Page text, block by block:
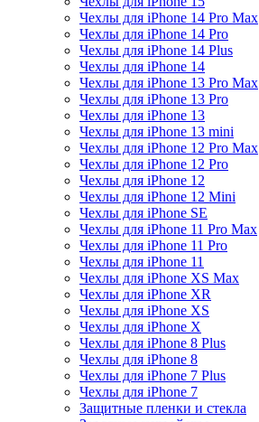
Чехлы для iPhone 14 Pro Max
Чехлы для iPhone 14 Pro
Чехлы для iPhone 14 Plus
Чехлы для iPhone 14
Чехлы для iPhone 13 Pro Max
Чехлы для iPhone 13 Pro
Чехлы для iPhone 13
Чехлы для iPhone 13 mini
Чехлы для iPhone 12 Pro Max
Чехлы для iPhone 12 Pro
Чехлы для iPhone 12
Чехлы для iPhone 12 Mini
Чехлы для iPhone SE
Чехлы для iPhone 11 Pro Max
Чехлы для iPhone 11 Pro
Чехлы для iPhone 11
Чехлы для iPhone XS Max
Чехлы для iPhone XR
Чехлы для iPhone XS
Чехлы для iPhone X
Чехлы для iPhone 8 Plus
Чехлы для iPhone 8
Чехлы для iPhone 7 Plus
Чехлы для iPhone 7
Защитные пленки и стекла